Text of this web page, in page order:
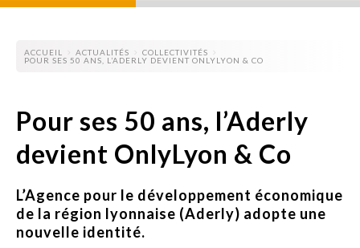
ACCUEIL ACTUALITÉS
COLLECTIVITÉS
POUR SES 50 ANS, L’ADERLY DEVIENT ONLYLYON & CO
Pour ses 50 ans, l’Aderly
devient OnlyLyon & Co
L’Agence pour le développement économique
de la région lyonnaise (Aderly) adopte une
nouvelle identité.